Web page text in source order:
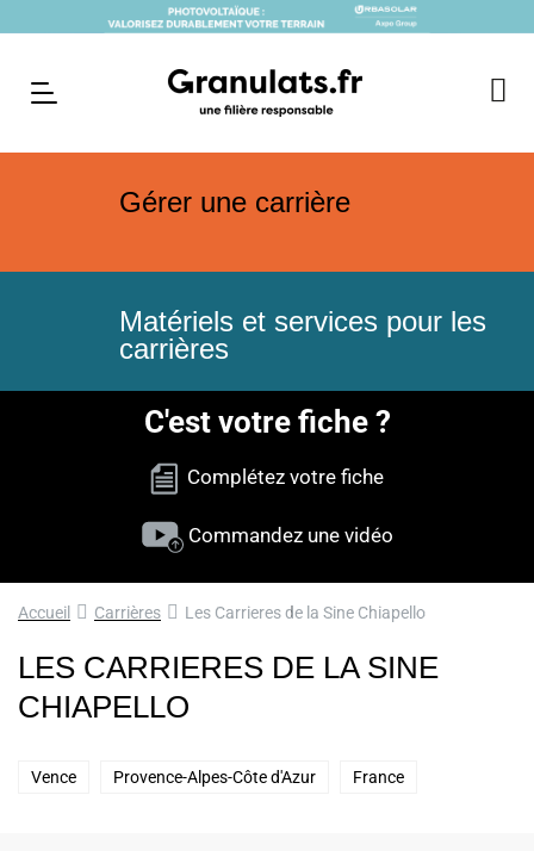
Gérer une carrière
Matériels et services pour les
carrières
C'est votre fiche ?
Complétez votre fiche
Commandez une vidéo
Accueil Carrières Les Carrieres de la Sine Chiapello
LES CARRIERES DE LA SINE
CHIAPELLO
Vence Provence-Alpes-Côte d'Azur France